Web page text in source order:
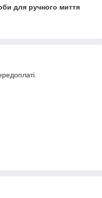
для ручного миття